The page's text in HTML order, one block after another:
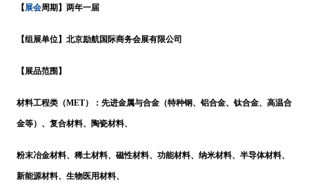
【展会周期】两年一届
【组展单位】北京励航国际商务会展有限公司
【展品范围】
材料工程类（MET）：先进金属与合金（特种钢、铝合金、钛合金、高温合
金等）、复合材料、陶瓷材料、
粉末冶金材料、稀土材料、磁性材料、功能材料、纳米材料、半导体材料、
新能源材料、生物医用材料、